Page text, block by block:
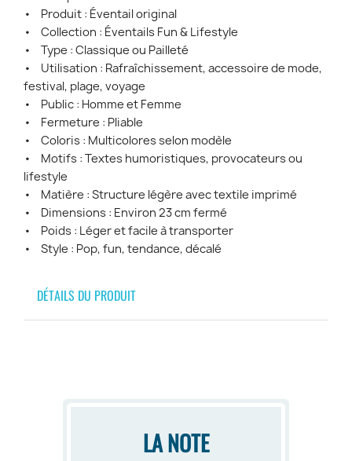
• Produit : Éventail original
• Collection : Éventails Fun & Lifestyle
• Type : Classique ou Pailleté
• Utilisation : Rafraîchissement, accessoire de mode,
festival, plage, voyage
• Public : Homme et Femme
• Fermeture : Pliable
• Coloris : Multicolores selon modèle
• Motifs : Textes humoristiques, provocateurs ou
lifestyle
• Matière : Structure légère avec textile imprimé
• Dimensions : Environ 23 cm fermé
• Poids : Léger et facile à transporter
• Style : Pop, fun, tendance, décalé
DÉTAILS DU PRODUIT
LA NOTE